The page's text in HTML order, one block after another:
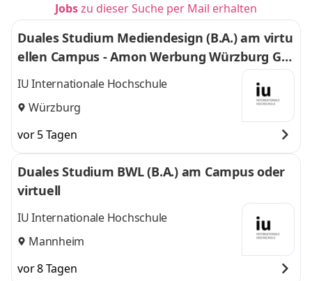
Jobszu dieser Suche per Mail erhalten
Duales Studium Mediendesign (B.A.) am virtu
ellen Campus - Amon Werbung Würzburg Gm
bH & Co. KG
IU Internationale Hochschule
Würzburg
vor 5 Tagen
Duales Studium BWL (B.A.) am Campus oder
virtuell
IU Internationale Hochschule
Mannheim
vor 8 Tagen